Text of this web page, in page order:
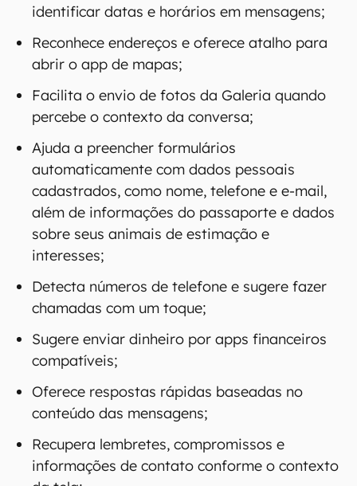
identificar datas e horários em mensagens;
Reconhece endereços e oferece atalho para
abrir o app de mapas;
Facilita o envio de fotos da Galeria quando
percebe o contexto da conversa;
Ajuda a preencher formulários
automaticamente com dados pessoais
cadastrados, como nome, telefone e e-mail,
além de informações do passaporte e dados
sobre seus animais de estimação e
interesses;
Detecta números de telefone e sugere fazer
chamadas com um toque;
Sugere enviar dinheiro por apps financeiros
compatíveis;
Oferece respostas rápidas baseadas no
conteúdo das mensagens;
Recupera lembretes, compromissos e
informações de contato conforme o contexto